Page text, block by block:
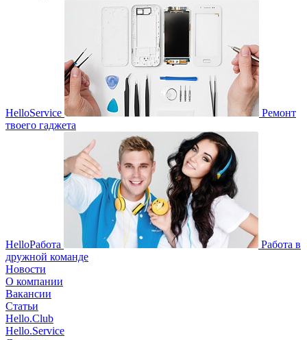
HelloService
Ремонт
твоего гаджета
HelloРабота
Работа в
дружной команде
Новости
О компании
Вакансии
Статьи
Hello.Club
Hello.Service